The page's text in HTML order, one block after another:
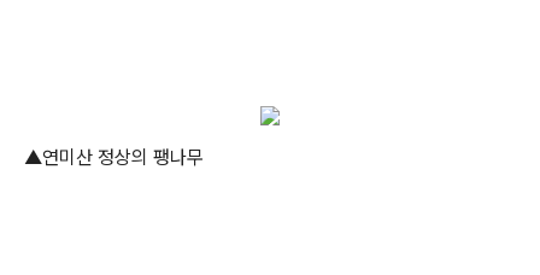
▲연미산 정상의 팽나무